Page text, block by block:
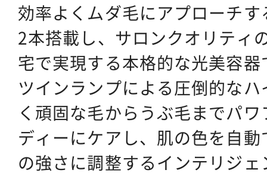
効率よくムダ毛にアプローチ
2本搭載し、サロンクオリティ
宅で実現する本格的な光美容器
ツインランプによる圧倒的な
く頑固な毛からうぶ毛までパ
ディーにケアし、肌の色を自
の強さに調整するインテリジ